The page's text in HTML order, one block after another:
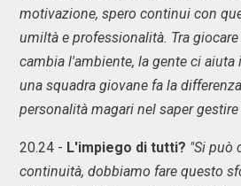
motivazione, spero continui con
umiltà e professionalità. Tra
cambia l'ambiente, la gente ci aiuta
una squadra giovane fa la
personalità magari nel saper
20.24 - L'impiego di tutti? "Si può
continuità, dobbiamo fare questo